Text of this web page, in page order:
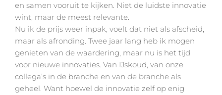
en samen vooruit te kijken. Niet de luidste innovatie
wint, maar de meest relevante.
Nu ik de prijs weer inpak, voelt dat niet als afscheid,
maar als afronding. Twee jaar lang heb ik mogen
genieten van de waardering, maar nu is het tijd
voor nieuwe innovaties. Van IJskoud, van onze
collega’s in de branche en van de branche als
geheel. Want hoewel de innovatie zelf op enig